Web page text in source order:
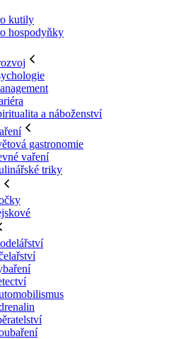
kutily
hospodyňky
a náboženství
gastronomie
vaření
triky